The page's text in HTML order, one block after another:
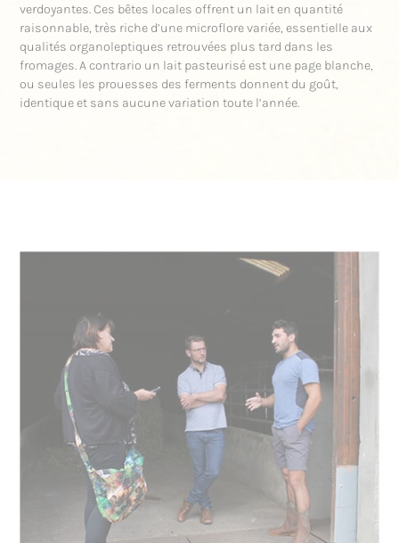
verdoyantes. Ces bêtes locales offrent un lait en quantité
raisonnable, très riche d’une microflore variée, essentielle aux
qualités organoleptiques retrouvées plus tard dans les
fromages. A contrario un lait pasteurisé est une page blanche,
ou seules les prouesses des ferments donnent du goût,
identique et sans aucune variation toute l’année.